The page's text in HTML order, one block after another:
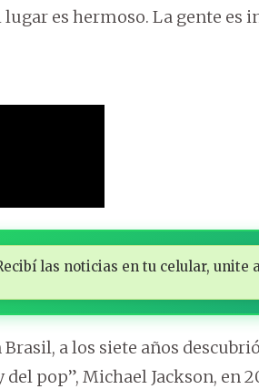
es hermoso. La gente es
las noticias en tu celular, unite
Brasil, a los siete años
del pop”, Michael Jackson, en